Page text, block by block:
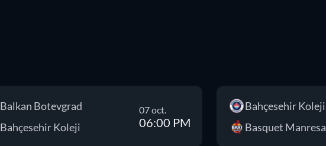
Balkan Botevgrad
Bahçesehir Koleji
07 oct.
06:00 PM
Bahçesehir Koleji
Basquet Manresa